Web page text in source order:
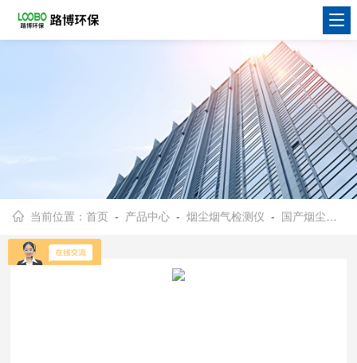
当前位置：首页 - 产品中心 -烟尘烟气检测仪 - 国产烟尘烟气测试仪